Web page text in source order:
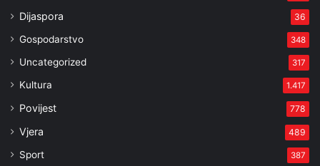
Dijaspora 36
Gospodarstvo 348
Uncategorized 317
Kultura 1.417
Povijest 778
Vjera 489
Sport 387